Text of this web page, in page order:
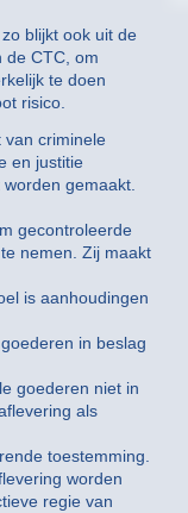
blijkt ook uit de
de CTC, om
te doen
risico.
criminele
en justitie
gemaakt.
gecontroleerde
nemen. Zij maakt
is aanhoudingen
in beslag
goederen niet in
als
toestemming.
worden
regie van